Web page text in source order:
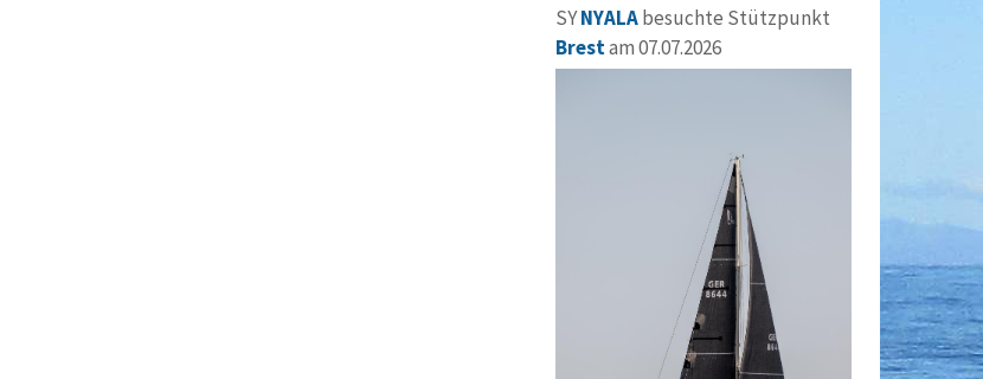
SYNYALAbesuchte Stützpunkt
Brestam 07.07.2026